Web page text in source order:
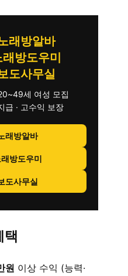
래방알바
방도우미
도사무실
세 여성 모집
급 · 고수익 보장
래방알바
방도우미
도사무실
택
원 이상 수익 (능력·